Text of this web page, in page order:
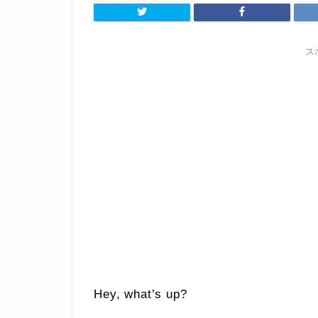
ス
Hey, what’s up?